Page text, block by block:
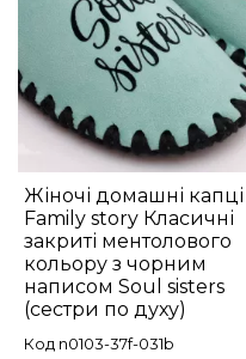
Жіночі домашні капці
Family story Класичні
закриті ментолового
кольору з чорним
написом Soul sisters
(сестри по духу)
Код n0103-37f-031b